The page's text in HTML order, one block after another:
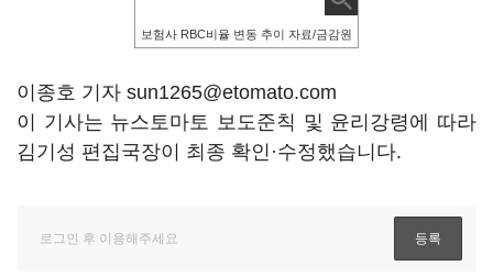
보험사 RBC비율 변동 추이 자료/금감원
이종호 기자 sun1265@etomato.com
이 기사는 뉴스토마토 보도준칙 및 윤리강령에 따라
김기성 편집국장이 최종 확인·수정했습니다.